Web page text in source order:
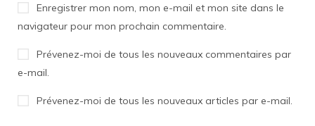
Enregistrer mon nom, mon e-mail et mon site dans le
navigateur pour mon prochain commentaire.
Prévenez-moi de tous les nouveaux commentaires par
e-mail.
Prévenez-moi de tous les nouveaux articles par e-mail.